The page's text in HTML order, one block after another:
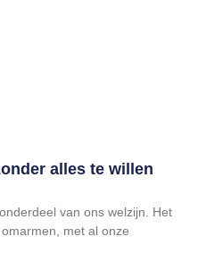
alles te willen
van ons welzijn. Het
met al onze